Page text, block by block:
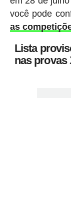
você pode
as
Lista
nas provas